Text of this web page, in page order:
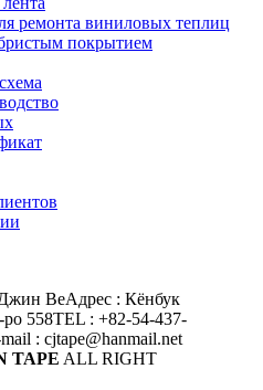
ремонта виниловых теплиц
покрытием
ВеАдрес : Кёнбук
558TEL : +82-54-437-
: cjtape@hanmail.net
TAPE ALL RIGHT